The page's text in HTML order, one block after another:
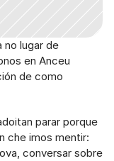
no lugar de
en Anceu
de como
parar porque
che imos mentir:
conversar sobre